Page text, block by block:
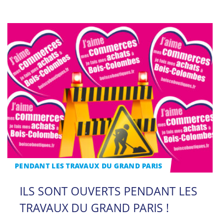
PENDANT LES TRAVAUX DU GRAND PARIS
ILS SONT OUVERTS PENDANT LES
TRAVAUX DU GRAND PARIS !